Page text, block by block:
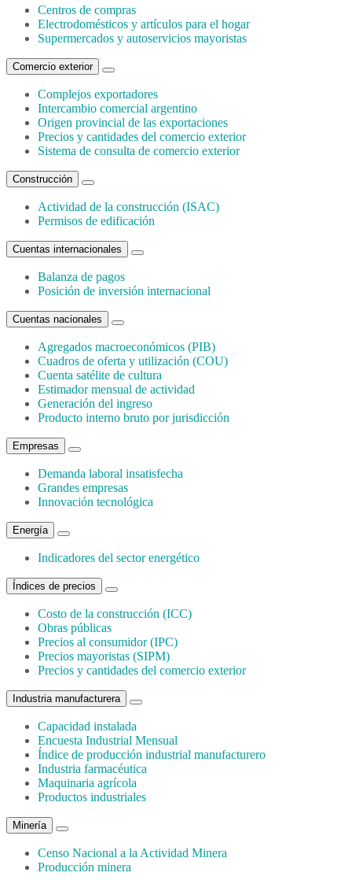
Centros de compras
Electrodomésticos y artículos para el hogar
Supermercados y autoservicios mayoristas
Comercio exterior
Complejos exportadores
Intercambio comercial argentino
Origen provincial de las exportaciones
Precios y cantidades del comercio exterior
Sistema de consulta de comercio exterior
Construcción
Actividad de la construcción (ISAC)
Permisos de edificación
Cuentas internacionales
Balanza de pagos
Posición de inversión internacional
Cuentas nacionales
Agregados macroeconómicos (PIB)
Cuadros de oferta y utilización (COU)
Cuenta satélite de cultura
Estimador mensual de actividad
Generación del ingreso
Producto interno bruto por jurisdicción
Empresas
Demanda laboral insatisfecha
Grandes empresas
Innovación tecnológica
Energía
Indicadores del sector energético
Índices de precios
Costo de la construcción (ICC)
Obras públicas
Precios al consumidor (IPC)
Precios mayoristas (SIPM)
Precios y cantidades del comercio exterior
Industria manufacturera
Capacidad instalada
Encuesta Industrial Mensual
Índice de producción industrial manufacturero
Industria farmacéutica
Maquinaria agrícola
Productos industriales
Minería
Censo Nacional a la Actividad Minera
Producción minera